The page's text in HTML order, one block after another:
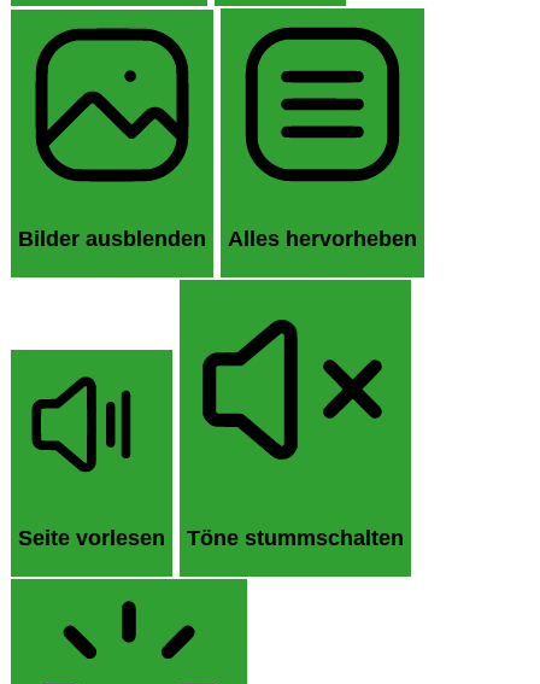
Bilder ausblenden Alles hervorheben
Seite vorlesen Töne stummschalten